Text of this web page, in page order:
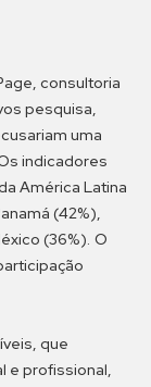
consultoria
pesquisa,
uma
indicadores
América Latina
(42%),
(36%). O
que
e profissional,